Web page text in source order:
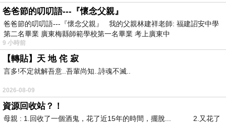
新時代女性創造出自我獨特風格，絕對必備的單
品
爸爸節的叨叨語---『懷念父親』
爸爸節的叨叨語---『懷念父親』 我的父親林建祥老師: 福建詔安中學
第二名畢業 廣東梅縣師範學校第一名畢業 考上廣東中
9 小時前
【轉貼】天 地 侘 寂
言多!不定就解吾意..吾輩尚知..詩魂不滅..
2026-08-09
資源回收站？！
母親 : 1.回收了一個酒鬼，花了近15年的時間，擺脫... 2.又花了